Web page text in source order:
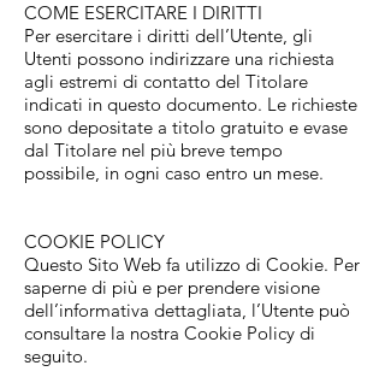
COME ESERCITARE I DIRITTI
Per esercitare i diritti dell’Utente, gli
Utenti possono indirizzare una richiesta
agli estremi di contatto del Titolare
indicati in questo documento. Le richieste
sono depositate a titolo gratuito e evase
dal Titolare nel più breve tempo
possibile, in ogni caso entro un mese.
COOKIE POLICY
Questo Sito Web fa utilizzo di Cookie. Per
saperne di più e per prendere visione
dell’informativa dettagliata, l’Utente può
consultare la nostra Cookie Policy di
seguito.